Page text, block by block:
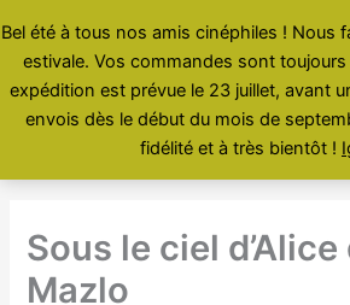
Bel été à tous nos amis cinéphiles ! Nous
estivale. Vos commandes sont
expédition est prévue le 23 juillet, avant
envois dès le début du mois de
fidélité et à très bientôt !
au
contenu
Menu
Sous le ciel
Mazlo